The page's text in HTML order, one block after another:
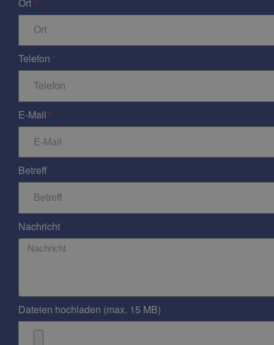
Telefon
E-Mail
Betreff
Nachricht
Dateien hochladen (max. 15 MB)